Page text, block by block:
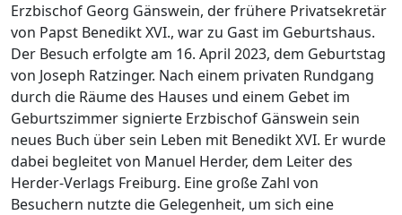
Erzbischof Georg Gänswein, der frühere Privatsekretär
von Papst Benedikt XVI., war zu Gast im Geburtshaus.
Der Besuch erfolgte am 16. April 2023, dem Geburtstag
von Joseph Ratzinger. Nach einem privaten Rundgang
durch die Räume des Hauses und einem Gebet im
Geburtszimmer signierte Erzbischof Gänswein sein
neues Buch über sein Leben mit Benedikt XVI. Er wurde
dabei begleitet von Manuel Herder, dem Leiter des
Herder-Verlags Freiburg. Eine große Zahl von
Besuchern nutzte die Gelegenheit, um sich eine